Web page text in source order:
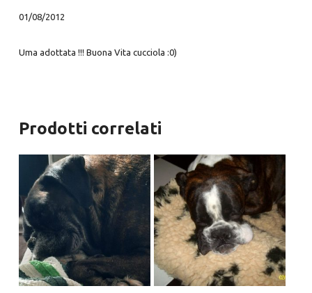
01/08/2012
Uma adottata !!! Buona Vita cucciola :0)
Prodotti correlati